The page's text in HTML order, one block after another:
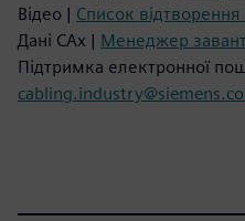
Відео | Список відтворення
Дані CAx | Менеджер
Підтримка електронної